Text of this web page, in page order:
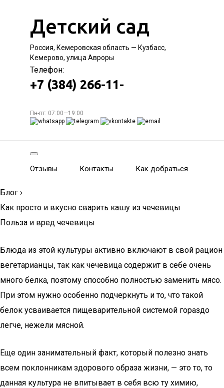
Детский сад
Россия, Кемеровская область — Кузбасс,
Кемерово, улица Авроры
Телефон:
+7 (384) 266-11-
Пн-пт: 07:00—19:00
Отзывы Контакты Как добраться
Блог ›
Как просто и вкусно сварить кашу из чечевицы
Польза и вред чечевицы
Блюда из этой культуры активно включают в свой рацион
вегетарианцы, так как чечевица содержит в себе очень
много белка, поэтому способно полностью заменить мясо.
При этом нужно особенно подчеркнуть и то, что такой
белок усваивается пищеварительной системой гораздо
легче, нежели мясной.
Еще один занимательный факт, который полезно знать
всем поклонникам здорового образа жизни, — это то, то
данная культура не впитывает в себя всю ту химию,